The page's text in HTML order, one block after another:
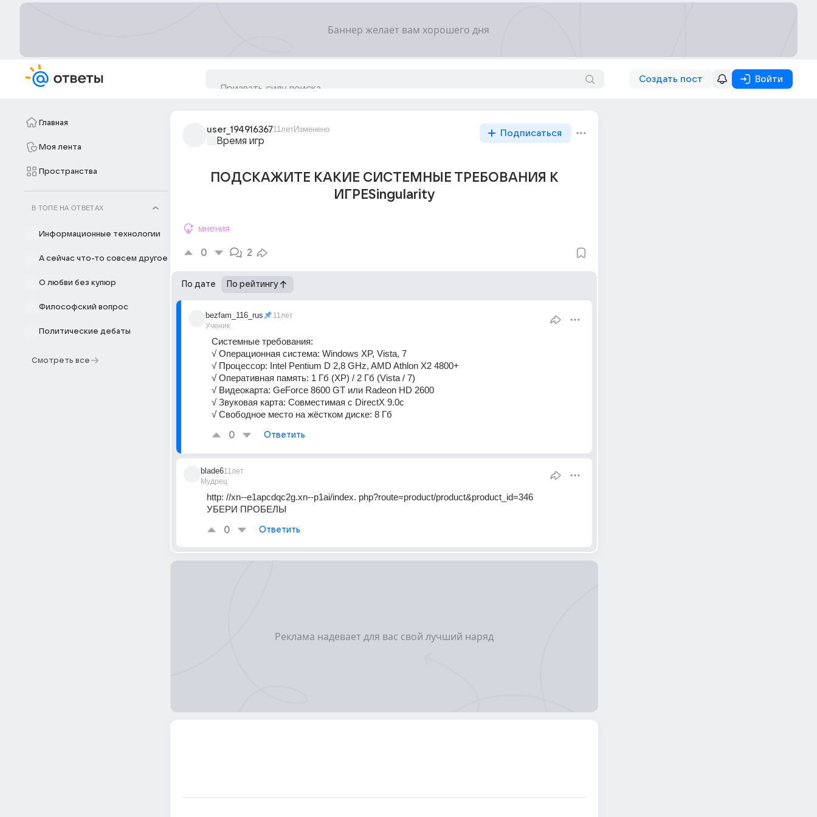
Создать пост Войти
Главная
Моя лента
Пространства
В ТОПЕ НА ОТВЕТАХ
Информационные технологии
А сейчас что-то совсем другое
О любви без купюр
Философский вопрос
Политические дебаты
Смотреть все
user_19491636711летИзменено
Время игр
Подписаться
ПОДСКАЖИТЕ КАКИЕ СИСТЕМНЫЕ ТРЕБОВАНИЯ К
ИГРЕSingularity
мнения
0 2
По дате По рейтингу
bezfam_116_rus
Ученик
11лет
Системные требования:
√ Операционная система: Windows XP, Vista, 7
√ Процессор: Intel Pentium D 2,8 GHz, AMD Athlon X2 4800+
√ Оперативная память: 1 Гб (XP) / 2 Гб (Vista / 7)
√ Видеокарта: GeForce 8600 GT или Radeon HD 2600
√ Звуковая карта: Совместимая с DirectX 9.0c
√ Свободное место на жёстком диске: 8 Гб
0 Ответить
blade6
Мудрец
11лет
http: //xn--e1apcdqc2g.xn--p1ai/index. php?route=product/product&product_id=346
УБЕРИ ПРОБЕЛЫ
0 Ответить